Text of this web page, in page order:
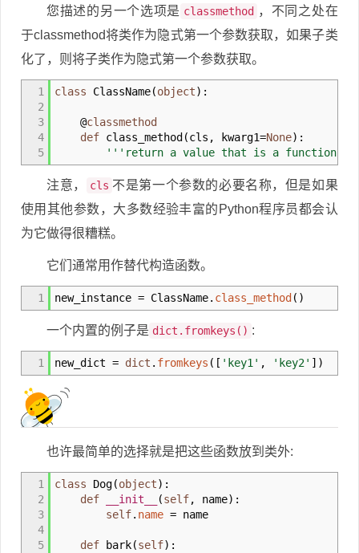
您描述的另一个选项是 classmethod ，不同之处在
于classmethod将类作为隐式第一个参数获取，如果子类
化了，则将子类作为隐式第一个参数获取。
1
2
3
4
5
class ClassName(object) :
@classmethod
def class_method (cls , kwarg1=None) :
'''return a value that is a function of
注意， cls 不是第一个参数的必要名称，但是如果
使用其他参数，大多数经验丰富的Python程序员都会认
为它做得很糟糕。
它们通常用作替代构造函数。
1 new_instance = ClassName. class_method ( )
一个内置的例子是 dict.fromkeys() :
1 new_dict = dict . fromkeys ( [ 'key1' , 'key2' ] )
也许最简单的选择就是把这些函数放到类外:
1
2
3
4
5
class Dog(object) :
def
__init__ (self, name) :
self. name = name
def bark(self) :